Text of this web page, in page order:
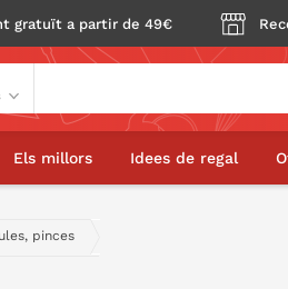
gratuït a partir de 49€
Els millors Idees de regal
pinces